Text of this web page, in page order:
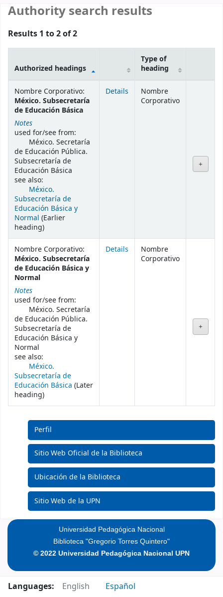
Perfil
Sitio Web Oficial de la Biblioteca
Ubicación de la Biblioteca
Sitio Web de la UPN
Authority search results
Results 1 to 2 of 2
Authority search results
Authorized headings
Type of
heading
Nombre Corporativo:
México. Subsecretaría
de Educación Básica
Notes
used for/see from:
México. Secretaría
de Educación Pública.
Subsecretaría de
Educación Básica
see also:
México.
Subsecretaría de
Educación Básica y
Normal (Earlier
heading)
Details
Nombre
Corporativo
Nombre Corporativo:
México. Subsecretaría
de Educación Básica y
Normal
Notes
used for/see from:
México. Secretaría
de Educación Pública.
Subsecretaría de
Educación Básica y
Normal
see also:
México.
Subsecretaría de
Educación Básica (Later
heading)
Details
Nombre
Corporativo
Universidad Pedagógica Nacional
Biblioteca "Gregorio Torres Quintero"
© 2022 Universidad Pedagógica Nacional UPN
Languages: English Español